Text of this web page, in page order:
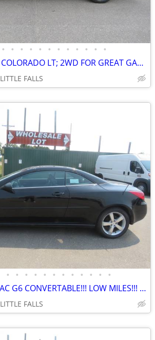
• • • • • • • • • • • •
2006 CHEVROLET COLORADO LT; 2WD FOR GREAT GAS MILEAGE; 175,4 MILES
LITTLE FALLS
• • • • • • • • • • • •
RARE 2006 PONTIAC G6 CONVERTABLE!!! LOW MILES!!! RUNS AND DRIVES GREAT
LITTLE FALLS